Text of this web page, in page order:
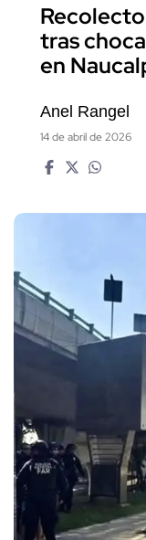
tras
en
Anel Rangel
14 de abril de 2026